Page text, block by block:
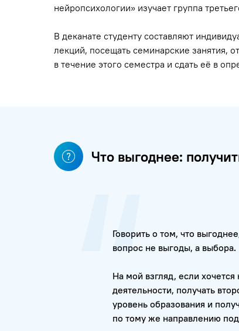
нейропсихологии» изучает группа
В деканате студенту составляют
лекций, посещать семинарские занятия,
в течение этого семестра и сдать её в
Что выгоднее:
Говорить о том, что
вопрос не выгоды, а выбора.
На мой взгляд, если
деятельности, получать
уровень образования и
по тому же направлению